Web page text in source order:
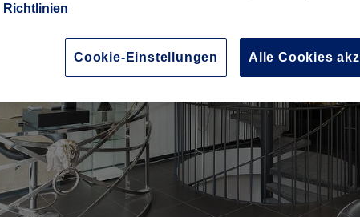
Richtlinien
Cookie-Einstellungen Alle Cookies